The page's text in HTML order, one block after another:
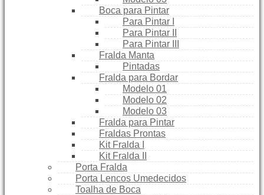
Boca para Pintar
Para Pintar I
Para Pintar II
Para Pintar III
Fralda Manta
Pintadas
Fralda para Bordar
Modelo 01
Modelo 02
Modelo 03
Fralda para Pintar
Fraldas Prontas
Kit Fralda I
Kit Fralda II
Porta Fralda
Porta Lencos Umedecidos
Toalha de Boca